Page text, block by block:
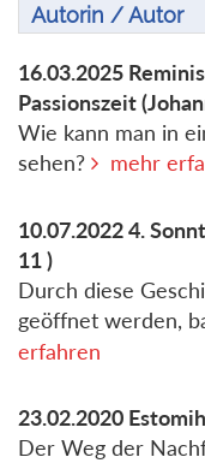
Autorin / Autor
16.03.2025
Passionszeit
Wie kann man in
sehen?
mehr
10.07.20224.
11 )
Durch diese
geöffnet werden,
erfahren
23.02.2020
Der Weg der